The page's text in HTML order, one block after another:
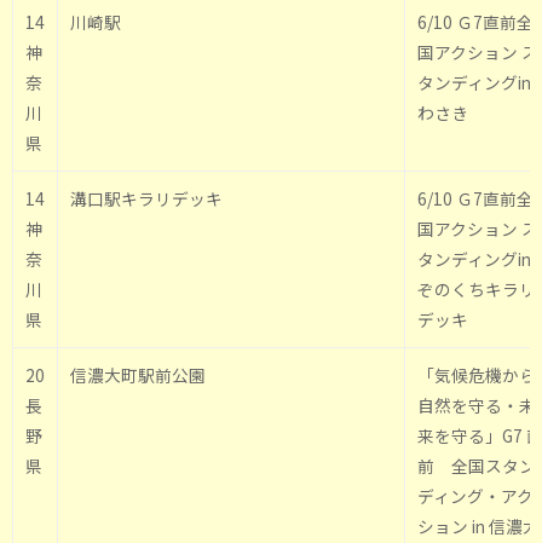
14
神
奈
川
県
川崎駅
6/10 Ｇ7直前全
国アクション ス
タンディングin
わさき
14
神
奈
川
県
溝口駅キラリデッキ
6/10 Ｇ7直前全
国アクション ス
タンディングin
ぞのくちキラリ
デッキ
20
長
野
県
信濃大町駅前公園
「気候危機から
自然を守る・未
来を守る」G7 直
前 全国スタン
ディング・アク
ション in 信濃大